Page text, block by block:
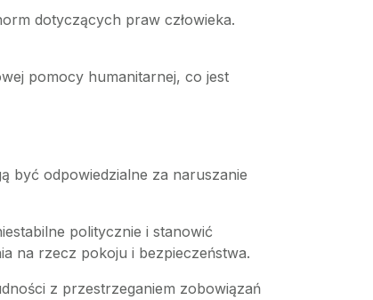
dotyczących praw człowieka.
pomocy humanitarnej, co jest
być odpowiedzialne za naruszanie
politycznie i stanowić
na rzecz pokoju i bezpieczeństwa.
z przestrzeganiem zobowiązań